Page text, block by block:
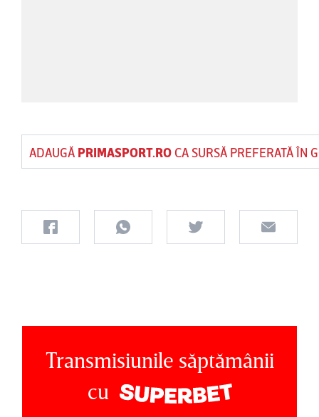
ADAUGĂ PRIMASPORT.ROCA SURSĂ PREFERATĂ ÎN
Transmisiunile săptămânii
cu